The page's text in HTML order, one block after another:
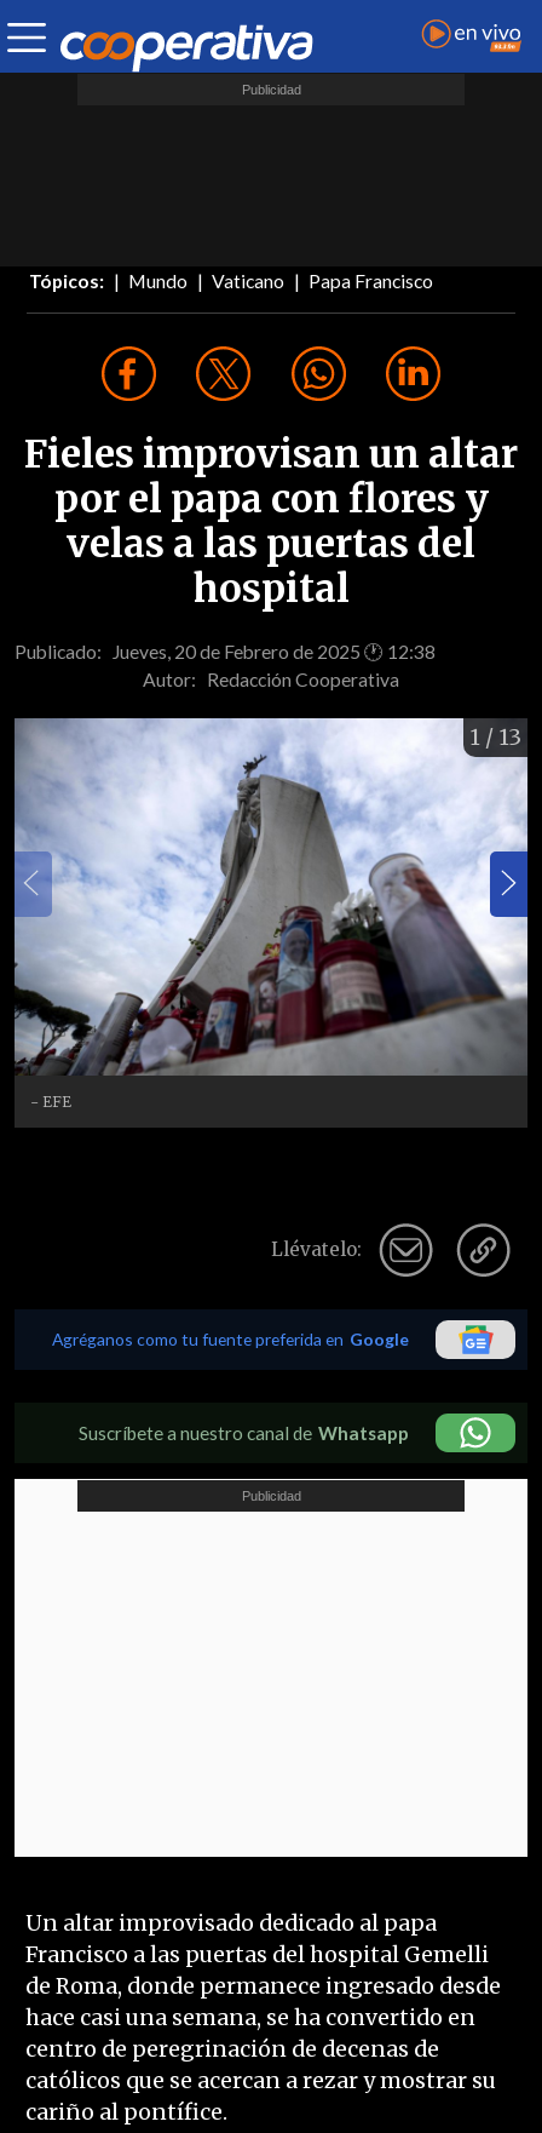
Tópicos: Mundo Vaticano Papa Francisco
Fieles improvisan un altar
por el papa con flores y
velas a las puertas del
hospital
Publicado: Jueves, 20 de Febrero de 2025 🕐 12:38
Autor: Redacción Cooperativa
1 / 13
- EFE
Llévatelo:
Agréganos como tu fuente preferida en Google
Suscríbete a nuestro canal de Whatsapp
Un altar improvisado dedicado al papa
Francisco a las puertas del hospital Gemelli
de Roma, donde permanece ingresado desde
hace casi una semana, se ha convertido en
centro de peregrinación de decenas de
católicos que se acercan a rezar y mostrar su
cariño al pontífice.